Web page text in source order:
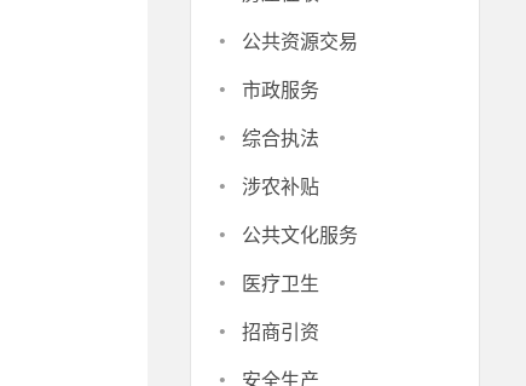
· 公共资源交易
· 市政服务
· 综合执法
· 涉农补贴
· 公共文化服务
· 医疗卫生
· 招商引资
安全生产